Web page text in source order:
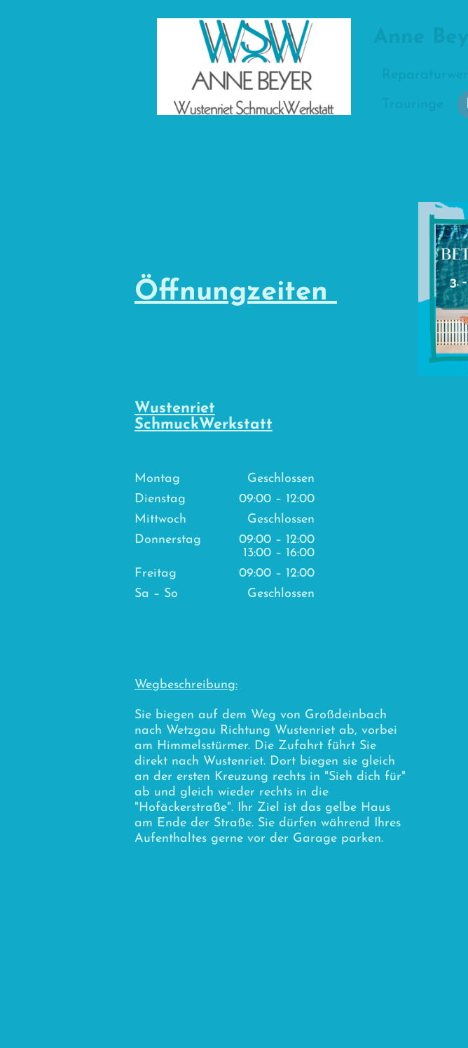
Öffnungzeiten
Wustenriet
SchmuckWerkstatt
Montag
Geschlossen
Dienstag
09:00 – 12:00
Mittwoch
Geschlossen
Donnerstag
09:00 – 12:00
13:00 – 16:00
Freitag
09:00 – 12:00
Sa – So Geschlossen
Wegbeschreibung:
Sie biegen auf dem Weg von Großdeinbach
nach Wetzgau Richtung Wustenriet ab, vorbei
am Himmelsstürmer. Die Zufahrt führt Sie
direkt nach Wustenriet. Dort biegen sie gleich
an der ersten Kreuzung rechts in "Sieh dich für"
ab und gleich wieder rechts in die
"Hofäckerstraße". Ihr Ziel ist das gelbe Haus
am Ende der Straße. Sie dürfen während Ihres
Aufenthaltes gerne vor der Garage parken.